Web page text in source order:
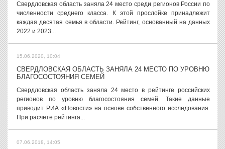
Свердловская область заняла 24 место среди регионов России по
численности среднего класса. К этой прослойке принадлежит
каждая десятая семья в области. Рейтинг, основанный на данных
2022 и 2023...
15.06.2020, 10:04
СВЕРДЛОВСКАЯ ОБЛАСТЬ ЗАНЯЛА 24 МЕСТО ПО УРОВНЮ
БЛАГОСОСТОЯНИЯ СЕМЕЙ
Свердловская область заняла 24 место в рейтинге российских
регионов по уровню благосостояния семей. Такие данные
приводит РИА «Новости» на основе собственного исследования.
При расчете рейтинга...
07.06.2018, 14:05